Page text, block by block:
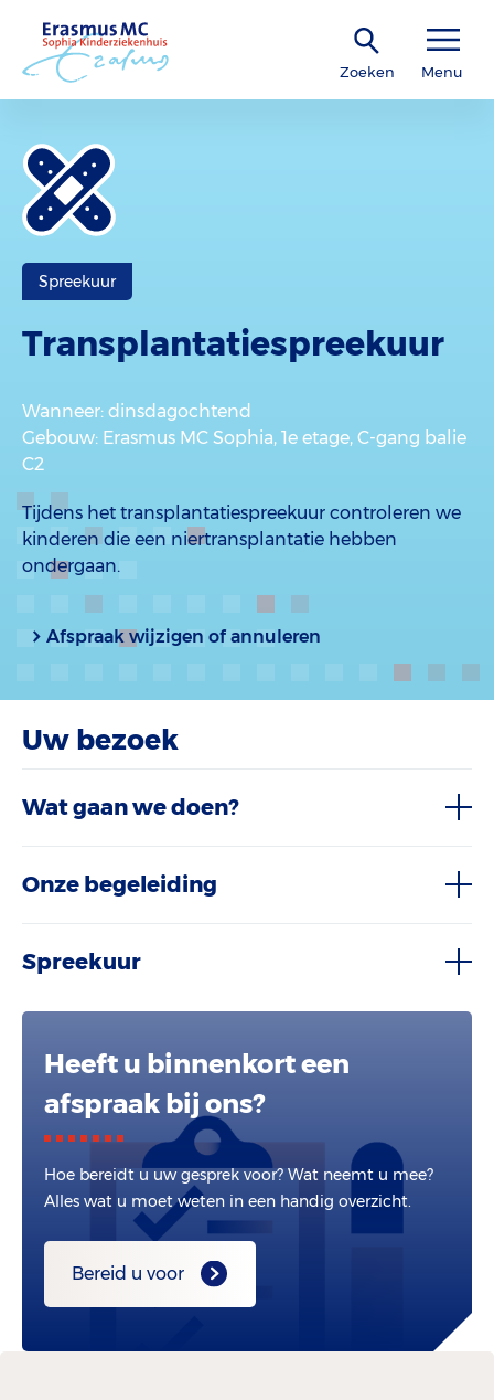
Zoeken Menu
Spreekuur
Transplantatiespreekuur
Wanneer: dinsdagochtend
Gebouw: Erasmus MC Sophia, 1e etage, C-gang balie
C2
Tijdens het transplantatiespreekuur controleren we
kinderen die een niertransplantatie hebben
ondergaan.
Afspraak wijzigen of annuleren
Uw bezoek
Wat gaan we doen?
Onze begeleiding
Spreekuur
Heeft u binnenkort een
afspraak bij ons?
Hoe bereidt u uw gesprek voor? Wat neemt u mee?
Alles wat u moet weten in een handig overzicht.
Bereid u voor